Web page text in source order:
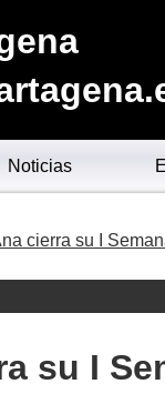
Noticias
cierra su I
su I